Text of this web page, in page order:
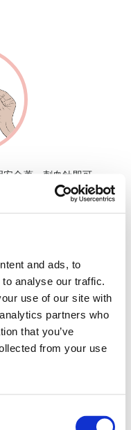
and ads, to
analyse our traffic.
use of our site with
partners who
that you’ve
from your use
安全蓋，刺血針即可
尖 後半部
的位置。 將
噠聲。 刺血針會自動